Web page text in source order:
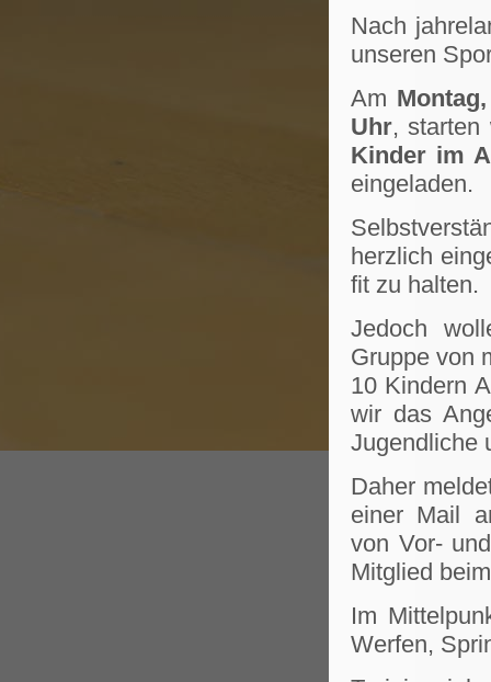
Nach
unseren
Am
Uhr, starten
Kinder im
eingeladen.
herzlich
fit zu halten.
Jedoch
Gruppe von
10 Kindern
wir das
Jugendliche
Daher
einer Mail
von Vor-
Mitglied
Im
Werfen,